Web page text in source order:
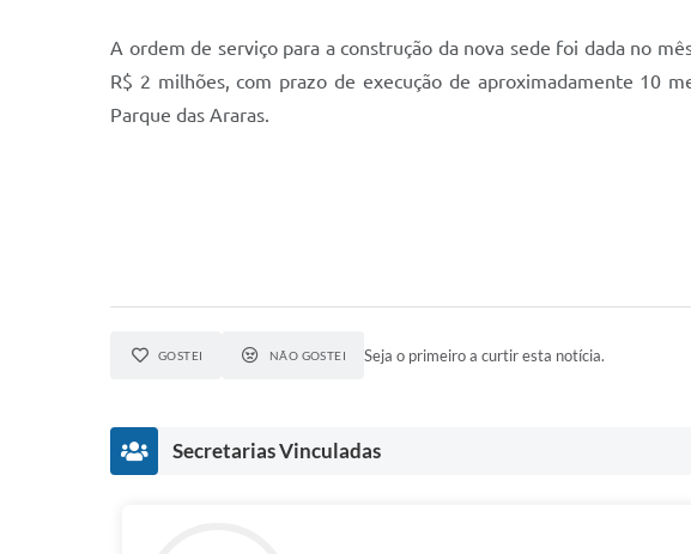
A ordem de serviço para a construção da nova sede foi dada no
R$ 2 milhões, com prazo de execução de aproximadamente 10
Parque das Araras.
GOSTEI NÃO GOSTEI Seja o primeiro a curtir esta notícia.
Secretarias Vinculadas